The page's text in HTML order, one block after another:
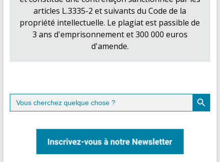
articles L.3335-2 et suivants du Code de la
propriété intellectuelle. Le plagiat est passible de
3 ans d'emprisonnement et 300 000 euros
d'amende.
Search
for:
Search Button